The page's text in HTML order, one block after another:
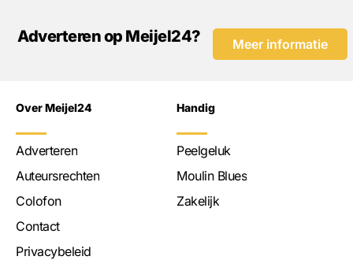
Adverteren op Meijel24? Meer informatie
Over Meijel24
Adverteren
Auteursrechten
Colofon
Contact
Privacybeleid
Handig
Peelgeluk
Moulin Blues
Zakelijk